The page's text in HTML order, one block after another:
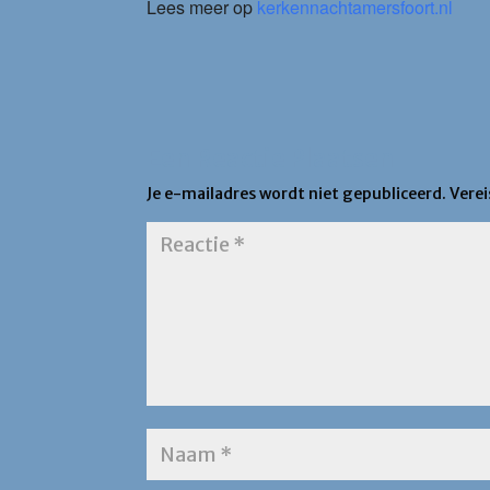
Lees meer op kerkennachtamersfoort.nl
Je e-mailadres wordt niet gepubliceerd.